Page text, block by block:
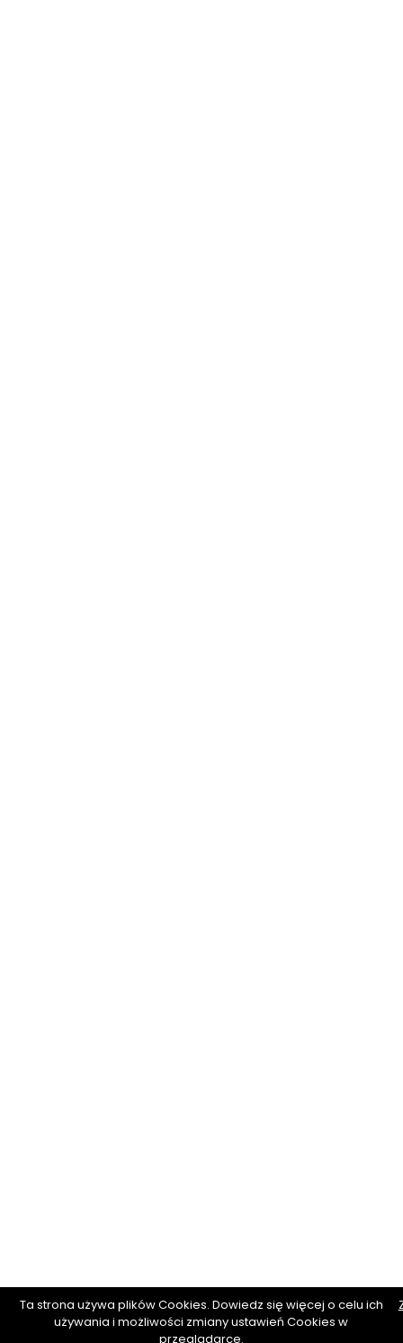
Ta strona używa plików Cookies. Dowiedz się więcej o celu ich
używania i możliwości zmiany ustawień Cookies w
przeglądarce.